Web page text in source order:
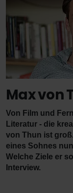
Max von
Von Film und
Literatur - die
von Thun ist
eines Sohnes
Welche Ziele er
Interview.